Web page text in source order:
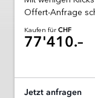
Offert-Anfrage
Kaufen für CHF
77'410.–
Jetzt anfragen